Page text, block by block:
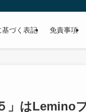
基づく表記 免責事項
」はLemino